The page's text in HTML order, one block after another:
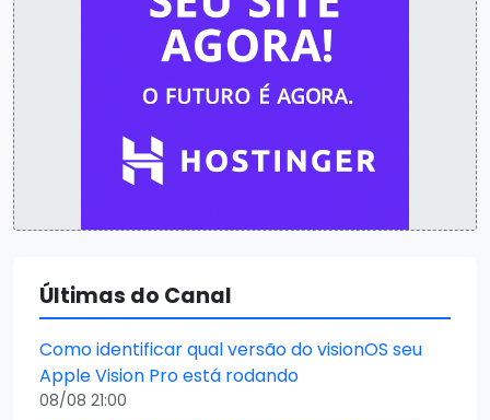
Últimas do Canal
Como identificar qual versão do visionOS seu
Apple Vision Pro está rodando
08/08 21:00